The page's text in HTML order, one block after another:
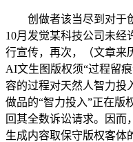
创做者该当尽到对于创
10月发觉某科技公司未经
行宣传，再次，（文章来
AI文生图版权须“过程留
容的过程对天然人智力投
做品的“智力投入”正在版
回其全数诉讼请求。因而
生成内容取保守版权客体